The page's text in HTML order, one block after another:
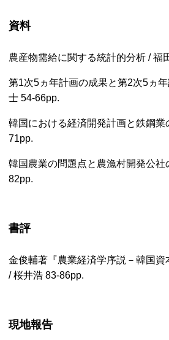
資料
農産物需給に関する統計的分析 / 福
第1次5ヵ年計画の成果と第2次5ヵ
士 54-66pp.
韓国における経済開発計画と鉄鋼業
71pp.
韓国農業の問題点と農漁村開発公社
82pp.
書評
金俊輔著『農業経済学序説－韓国資
/ 桜井浩 83-86pp.
現地報告